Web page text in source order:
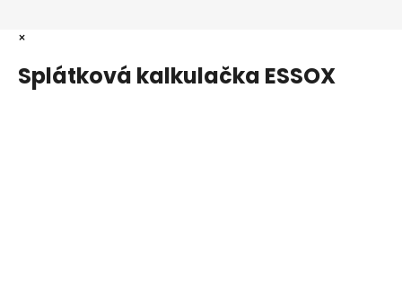
×
Splátková kalkulačka ESSOX